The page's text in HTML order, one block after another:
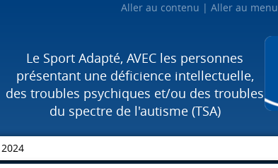
Aller au contenu Aller au menu
Le Sport Adapté, AVEC les personnes
présentant une déficience intellectuelle,
des troubles psychiques et/ou des troubles
du spectre de l'autisme (TSA)
2024